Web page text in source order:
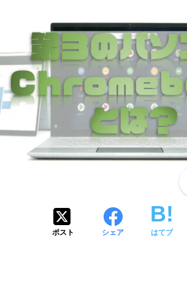
ポスト シェア はてブ